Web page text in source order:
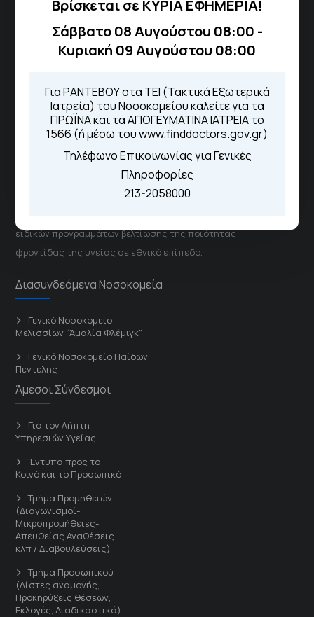
Βρίσκεται σε ΚΥΡΙΑ ΕΦΗΜΕΡΙΑ!
Σάββατο 08 Αυγούστου 08:00 -
Κυριακή 09 Αυγούστου 08:00
Για ΡΑΝΤΕΒΟΥ στα ΤΕΙ (Τακτικά Εξωτερικά
Ιατρεία) του Νοσοκομείου καλείτε για τα
ΠΡΩΪΝΑ και τα ΑΠΟΓΕΥΜΑΤΙΝΑ ΙΑΤΡΕΙΑ το
1566 (ή μέσω του www.finddoctors.gov.gr)
Τηλέφωνο Επικοινωνίας για Γενικές
Πληροφορίες
213-2058000
Για τα πρωινά και τα απογευματινά
ιατρεία:
Από τον ιστότοπο
eΡαντεβού
Καλώντας στην φωνητική πύλη του
Μέσω της εφαρμογής "MyHealth
App"
ΓΝΑ Νοσοκομείο Σισμανόγλειο - Αμαλία Φλέμιγκ
Το Σισμανόγλειο συνεργάζεται με άλλα νοσηλευτικά
ειδικών προγραμμάτων βελτίωσης της ποιότητας
φροντίδας της υγείας σε εθνικό επίπεδο.
Διασυνδεόμενα Νοσοκομεία
Γενικό Νοσοκομείο
Μελισσίων “Άμαλία Φλέμιγκ”
Γενικό Νοσοκομείο Παίδων
Πεντέλης
Άμεσοι Σύνδεσμοι
Για τον Λήπτη
Υπηρεσιών Υγείας
'Εντυπα προς το
Κοινό και το Προσωπικό
Τμήμα Προμηθειών
(Διαγωνισμοί-
Μικροπρομήθειες-
Απευθείας Αναθέσεις
κλπ / Διαβουλεύσεις)
Τμήμα Προσωπικού
(Λίστες αναμονής,
Προκηρύξεις θέσεων,
Εκλογές, Διαδικαστικά)